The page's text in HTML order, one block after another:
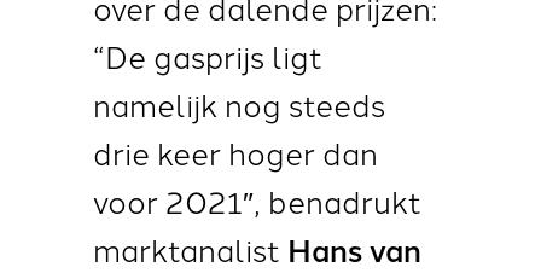
“De gasprijs ligt
namelijk nog steeds
drie keer hoger dan
voor 2021″, benadrukt
marktanalist Hans van